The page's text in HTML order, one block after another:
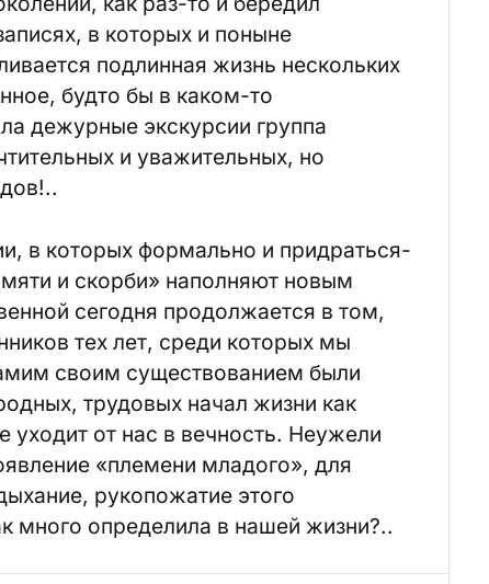
в которых и поныне
подлинная жизнь нескольких
будто бы в каком-то
дежурные экскурсии группа
и уважительных, но
в которых формально и придраться-
и скорби» наполняют новым
сегодня продолжается в том,
тех лет, среди которых мы
своим существованием были
трудовых начал жизни как
уходит от нас в вечность. Неужели
«племени младого», для
рукопожатие этого
много определила в нашей жизни?..